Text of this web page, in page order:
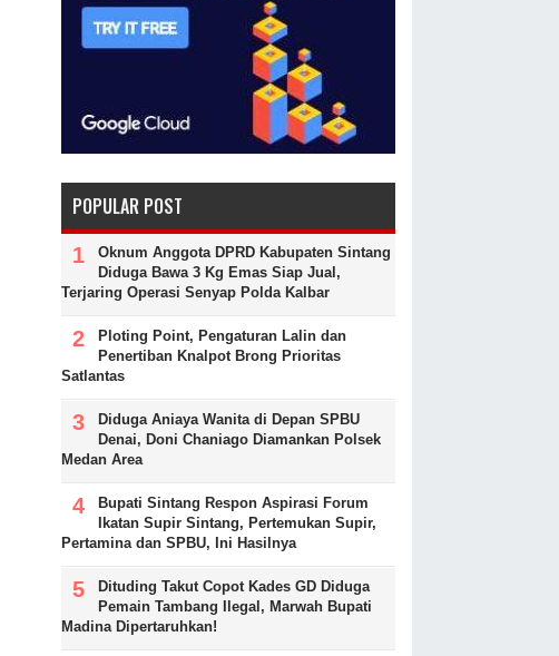
POPULAR POST
Oknum Anggota DPRD Kabupaten Sintang
Diduga Bawa 3 Kg Emas Siap Jual,
Terjaring Operasi Senyap Polda Kalbar
Ploting Point, Pengaturan Lalin dan
Penertiban Knalpot Brong Prioritas
Satlantas
Diduga Aniaya Wanita di Depan SPBU
Denai, Doni Chaniago Diamankan Polsek
Medan Area
Bupati Sintang Respon Aspirasi Forum
Ikatan Supir Sintang, Pertemukan Supir,
Pertamina dan SPBU, Ini Hasilnya
Dituding Takut Copot Kades GD Diduga
Pemain Tambang Ilegal, Marwah Bupati
Madina Dipertaruhkan!